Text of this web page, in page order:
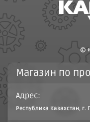
©
Магазин по
Адрес:
Республика Казахстан, г.